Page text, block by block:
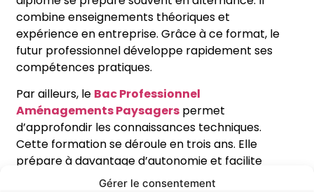
Gérer le consentement
combine enseignements théoriques et
expérience en entreprise. Grâce à ce format, le
futur professionnel développe rapidement ses
compétences pratiques.
Par ailleurs, le Bac Professionnel
Aménagements Paysagers permet
d’approfondir les connaissances techniques.
Cette formation se déroule en trois ans. Elle
prépare à davantage d’autonomie et facilite
l’évolution vers des postes à responsabilité.